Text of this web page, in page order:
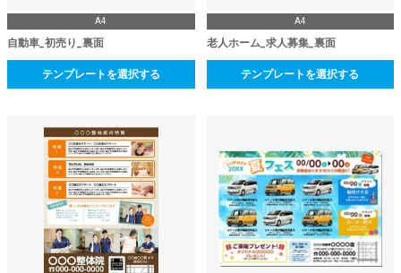
A4
自動車_初売り_裏面
テンプレートを選択する
A4
老人ホーム_求人募集_裏面
テンプレートを選択する